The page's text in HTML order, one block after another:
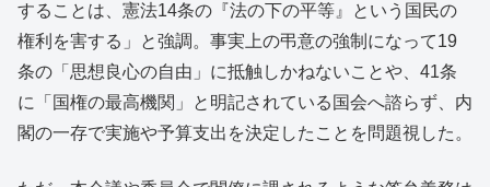
することは、憲法14条の『法の下の平等』という国民の
権利を害する」と強調。事実上の弔意の強制になって19
条の「思想良心の自由」に抵触しかねないことや、41条
に「国権の最高機関」と明記されている国会へ諮らず、内
閣の一存で実施や予算支出を決定したことを問題視した。